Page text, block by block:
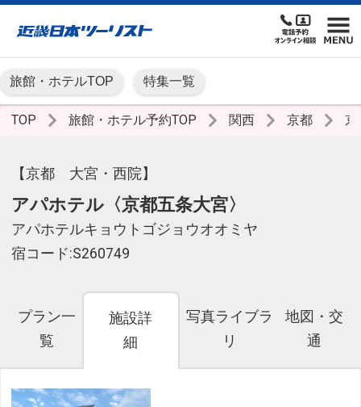
旅館・ホテルTOP 特集一覧
TOP 旅館・ホテル予約TOP 関西 京都 京
【京都 大宮・西院】
アパホテル〈京都五条大宮〉
アパホテルキョウトゴジョウオオミヤ
宿コード:S260749
プラン一
覧
施設詳
細
写真ライブラ
リ
地図・交
通